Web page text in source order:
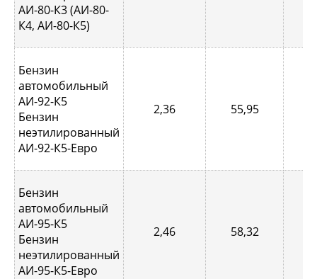
АИ-80-К3 (АИ-80-
К4, АИ-80-К5)
Бензин
автомобильный
АИ-92-К5
Бензин
неэтилированный
АИ-92-К5-Евро
2,36 55,95
Бензин
автомобильный
АИ-95-К5
Бензин
неэтилированный
АИ-95-К5-Евро
2,46 58,32